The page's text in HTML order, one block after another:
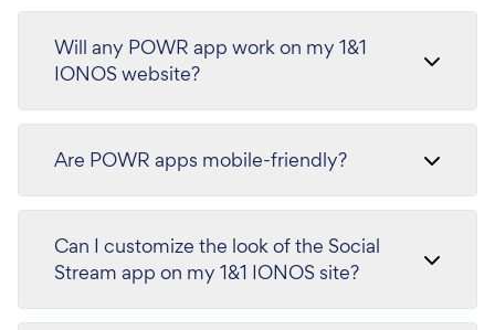
Will any POWR app work on my 1&1
IONOS website?
Are POWR apps mobile-friendly?
Can I customize the look of the Social
Stream app on my 1&1 IONOS site?